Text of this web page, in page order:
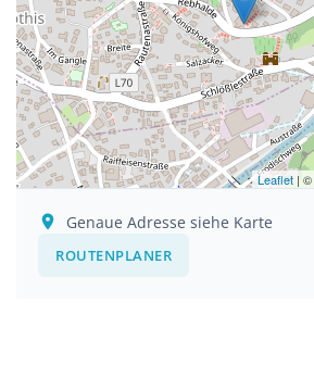
Leaflet | ©
Genaue Adresse siehe Karte
ROUTENPLANER